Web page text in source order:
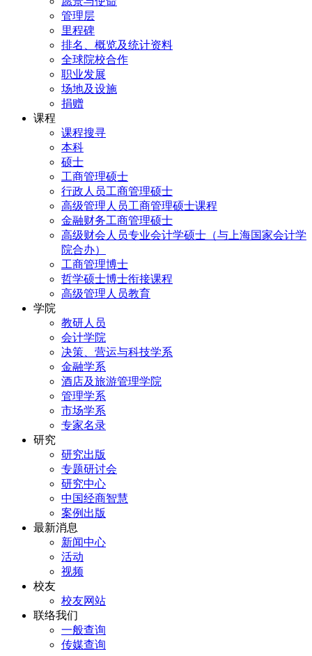
管理层
里程碑
排名、概览及统计资料
全球院校合作
职业发展
场地及设施
捐赠
课程
课程搜寻
本科
硕士
工商管理硕士
行政人员工商管理硕士
高级管理人员工商管理硕士课程
金融财务工商管理硕士
高级财会人员专业会计学硕士（与上海国家会计学
院合办）
工商管理博士
哲学硕士博士衔接课程
高级管理人员教育
学院
教研人员
会计学院
决策、营运与科技学系
金融学系
酒店及旅游管理学院
管理学系
市场学系
专家名录
研究
研究出版
专题研讨会
研究中心
中国经商智慧
案例出版
最新消息
新闻中心
活动
视频
校友
校友网站
联络我们
一般查询
传媒查询